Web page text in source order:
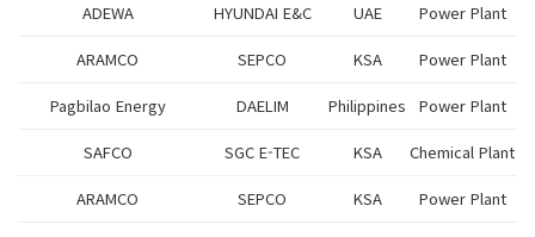
ADEWA HYUNDAI E&C UAE Power Plant
ARAMCO SEPCO KSA Power Plant
Pagbilao Energy DAELIM Philippines Power Plant
SAFCO SGC E-TEC KSA Chemical Plant
ARAMCO SEPCO KSA Power Plant